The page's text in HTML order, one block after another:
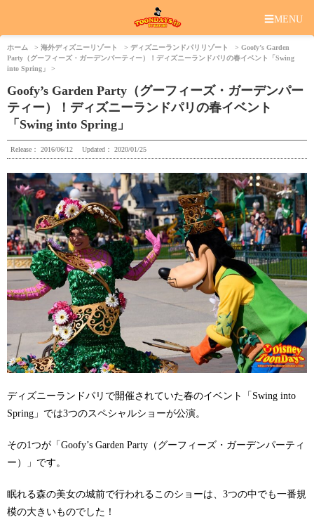
☰MENU
ホーム 海外ディズニーリゾート ディズニーランドパリリゾート
Goofy’s Garden
Party（グーフィーズ・ガーデンパーティー）！ディズニーランドパリの春イベント「Swing
into Spring」
Goofy’s Garden Party（グーフィーズ・ガーデンパー
ティー）！ディズニーランドパリの春イベント
「Swing into Spring」
Release： 2016/06/12 Updated： 2020/01/25
ディズニーランドパリで開催されていた春のイベント「Swing into
Spring」では3つのスペシャルショーが公演。
その1つが「Goofy’s Garden Party（グーフィーズ・ガーデンパーティ
ー）」です。
眠れる森の美女の城前で行われるこのショーは、3つの中でも一番規
模の大きいものでした！